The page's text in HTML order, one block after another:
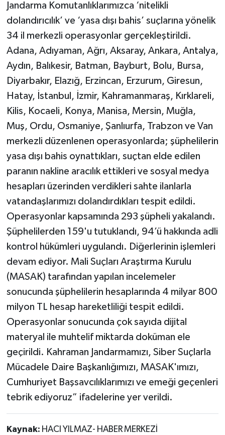
Jandarma Komutanlıklarımızca ‘nitelikli
dolandırıcılık’ ve ‘yasa dışı bahis’ suçlarına yönelik
34 il merkezli operasyonlar gerçekleştirildi.
Adana, Adıyaman, Ağrı, Aksaray, Ankara, Antalya,
Aydın, Balıkesir, Batman, Bayburt, Bolu, Bursa,
Diyarbakır, Elazığ, Erzincan, Erzurum, Giresun,
Hatay, İstanbul, İzmir, Kahramanmaraş, Kırklareli,
Kilis, Kocaeli, Konya, Manisa, Mersin, Muğla,
Muş, Ordu, Osmaniye, Şanlıurfa, Trabzon ve Van
merkezli düzenlenen operasyonlarda; şüphelilerin
yasa dışı bahis oynattıkları, suçtan elde edilen
paranın nakline aracılık ettikleri ve sosyal medya
hesapları üzerinden verdikleri sahte ilanlarla
vatandaşlarımızı dolandırdıkları tespit edildi.
Operasyonlar kapsamında 293 şüpheli yakalandı.
Şüphelilerden 159'u tutuklandı, 94’ü hakkında adli
kontrol hükümleri uygulandı. Diğerlerinin işlemleri
devam ediyor. Mali Suçları Araştırma Kurulu
(MASAK) tarafından yapılan incelemeler
sonucunda şüphelilerin hesaplarında 4 milyar 800
milyon TL hesap hareketliliği tespit edildi.
Operasyonlar sonucunda çok sayıda dijital
materyal ile muhtelif miktarda doküman ele
geçirildi. Kahraman Jandarmamızı, Siber Suçlarla
Mücadele Daire Başkanlığımızı, MASAK'ımızı,
Cumhuriyet Başsavcılıklarımızı ve emeği geçenleri
tebrik ediyoruz” ifadelerine yer verildi.
Kaynak: HACI YILMAZ- HABER MERKEZİ